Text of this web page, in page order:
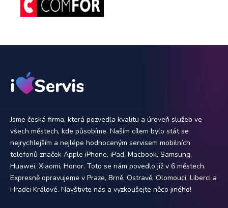
Jsme česká firma, která pozvedla kvalitu a úroveň služeb ve
všech městech, kde působíme. Naším cílem bylo stát se
nejrychlejším a nejlépe hodnoceným servisem mobilních
telefonů značek Apple iPhone, iPad, Macbook, Samsung,
Huawei, Xiaomi, Honor. Toto se nám povedlo již v 6 městech.
Expresně opravujeme v Praze, Brně, Ostravě, Olomouci, Liberci a
Hradci Králové. Navštivte nás a vyzkoušejte něco jiného!